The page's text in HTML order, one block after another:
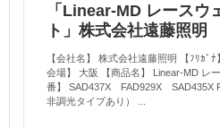
「Linear-MD レースウ
ト」株式会社遠藤照明
【会社名】 株式会社遠藤照明 【ﾌﾘｶﾞ
会場】 大阪 【商品名】 Linear-MD レ
番】 SAD437X FAD929X SAD435X
非調光タイプあり） ...